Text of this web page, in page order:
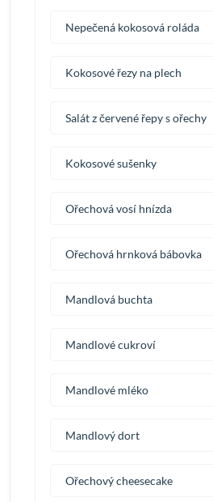
Nepečená kokosová roláda
Kokosové řezy na plech
Salát z červené řepy s ořechy
Kokosové sušenky
Ořechová vosí hnízda
Ořechová hrnková bábovka
Mandlová buchta
Mandlové cukroví
Mandlové mléko
Mandlový dort
Ořechový cheesecake